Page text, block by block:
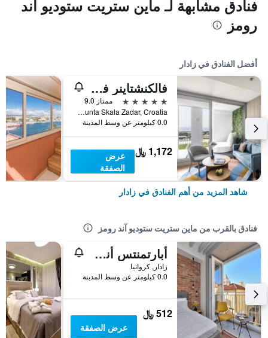
فنادق مشابهة لـ ماين ستريت ستوديو آند
رومز
أفضل الفنادق في زادار
فالكنشتاينر فاميلي هوتل ديادورا
5 نجوم
ممتاز 9.0
Ulica 1/151, Petrcane, Punta Skala Zadar, Croatia, زادار, كرواتيا
0.0 كيلومتر عن وسط المدينة
1,172 ﷼
عرض
الصفقة
شاهد المزيد من أهم الفنادق في زادار
فنادق بالقرب من ماين ستريت ستوديو آند رومز
أبارتمنتس أند رومز ماريتا إكسكلوسيف
زادار, كرواتيا
0.0 كيلومتر عن وسط المدينة
512 ﷼
عرض الصفقة